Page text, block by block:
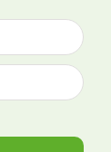
durch die
nach
sowie
sind